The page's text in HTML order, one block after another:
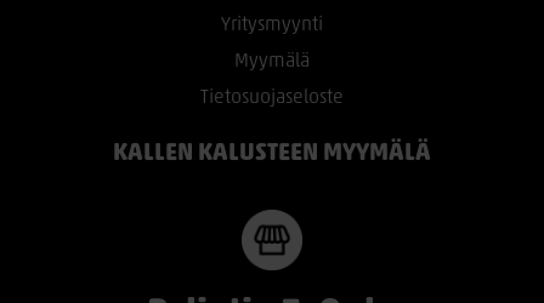
Yritysmyynti
Myymälä
Tietosuojaseloste
KALLEN KALUSTEEN MYYMÄLÄ